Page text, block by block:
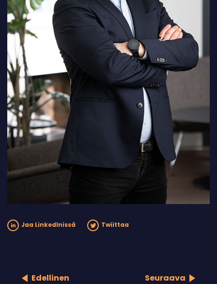
Jaa LinkedInissä Twiittaa
Edellinen Seuraava